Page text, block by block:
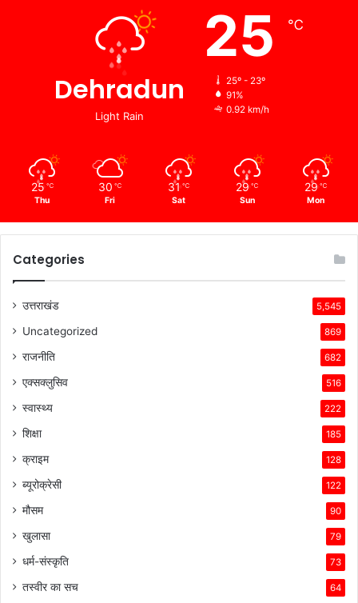
Dehradun
Light Rain
25 ℃
25º - 23º
91%
0.92 km/h
25 ℃
Thu
30 ℃
Fri
31 ℃
Sat
29 ℃
Sun
29 ℃
Mon
Categories
उत्तराखंड 5,545
Uncategorized 869
राजनीति 682
एक्सक्लुसिव 516
स्वास्थ्य 222
शिक्षा 185
क्राइम 128
ब्यूरोक्रेसी 122
मौसम 90
खुलासा 79
धर्म-संस्कृति 73
तस्वीर का सच 64